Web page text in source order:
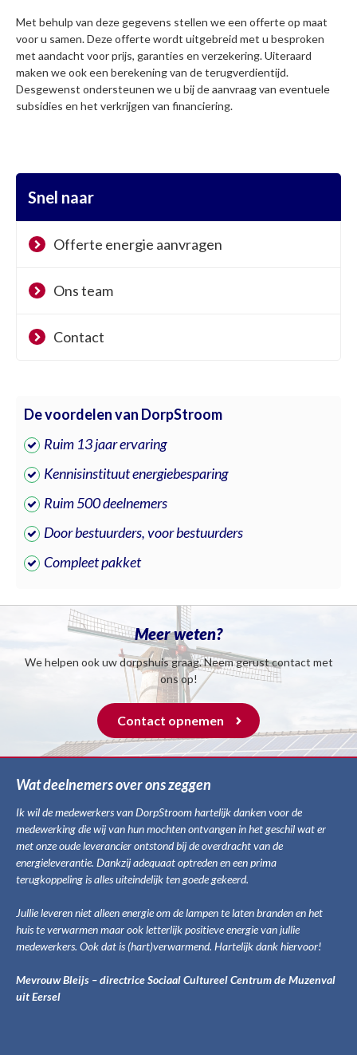
Met behulp van deze gegevens stellen we een offerte op maat
voor u samen. Deze offerte wordt uitgebreid met u besproken
met aandacht voor prijs, garanties en verzekering. Uiteraard
maken we ook een berekening van de terugverdientijd.
Desgewenst ondersteunen we u bij de aanvraag van eventuele
subsidies en het verkrijgen van financiering.
Snel naar
Offerte energie aanvragen
Ons team
Contact
De voordelen van DorpStroom
Ruim 13 jaar ervaring
Kennisinstituut energiebesparing
Ruim 500 deelnemers
Door bestuurders, voor bestuurders
Compleet pakket
Meer weten?
We helpen ook uw dorpshuis graag. Neem gerust contact met
ons op!
Contact opnemen
Wat deelnemers over ons zeggen
Ik wil de medewerkers van DorpStroom hartelijk danken voor de
medewerking die wij van hun mochten ontvangen in het geschil wat er
met onze oude leverancier ontstond bij de overdracht van de
energieleverantie. Dankzij adequaat optreden en een prima
terugkoppeling is alles uiteindelijk ten goede gekeerd.
Jullie leveren niet alleen energie om de lampen te laten branden en het
huis te verwarmen maar ook letterlijk positieve energie van jullie
medewerkers. Ook dat is (hart)verwarmend. Hartelijk dank hiervoor!
Mevrouw Bleijs – directrice Sociaal Cultureel Centrum de Muzenval
uit Eersel